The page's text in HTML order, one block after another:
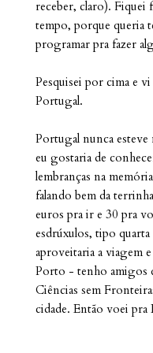
receber, claro). Fiquei
tempo, porque queria
programar pra fazer
Pesquisei por cima e
Portugal.
Portugal nunca esteve
eu gostaria de
lembranças na
falando bem da
euros pra ir e 30 pra
esdrúxulos, tipo quarta
aproveitaria a viagem
Porto - tenho amigos
Ciências sem
cidade. Então voei